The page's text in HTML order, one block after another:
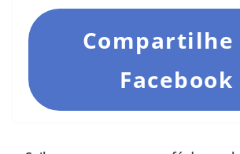
Compartilhe
Facebook